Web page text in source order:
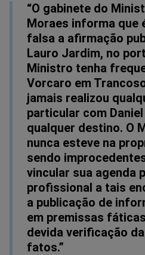
“O gabinete do
Moraes informa que
falsa a afirmação
Lauro Jardim, no
Ministro tenha
Vorcaro em
jamais realizou
particular com
qualquer destino. O
nunca esteve na
sendo
vincular sua agenda
profissional a tais
a publicação de
em premissas
devida verificação
fatos.”